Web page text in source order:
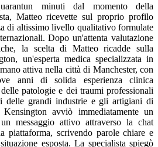
minuti dal momento della
Matteo ricevette sul proprio profilo
di altissimo livello qualitativo formulate
Dopo un'attenta valutazione
la scelta di Matteo ricadde sulla
un'esperta medica specializzata in
attiva nella città di Manchester, con
anni di solida esperienza clinica
patologie e dei traumi professionali
delle grandi industrie e gli artigiani di
avviò immediatamente un
messaggio attivo attraverso la chat
piattaforma, scrivendo parole chiare e
esposta. La specialista spiegò